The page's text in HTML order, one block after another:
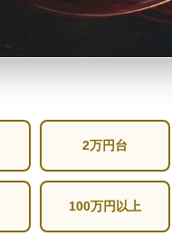
2万円台
100万円以上